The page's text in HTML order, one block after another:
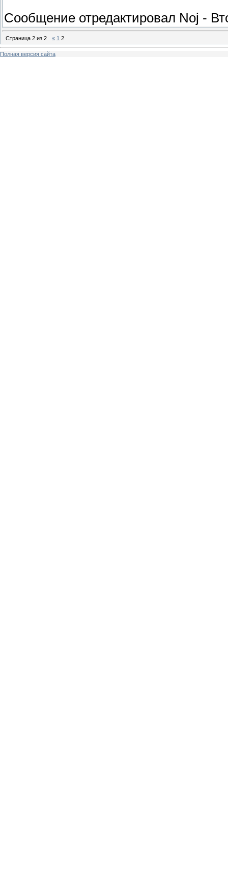
Сообщение отредактировал Noj -
Страница 2 из 2 « 1 2
Полная версия сайта